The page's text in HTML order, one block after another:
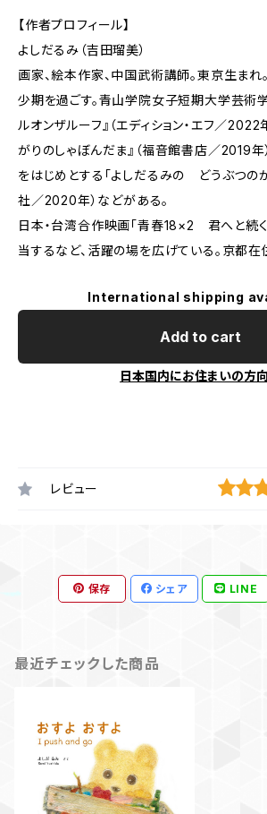
【作者プロフィール】
よしだるみ（吉田瑠美）
画家、絵本作家、中国武術講師。東京生まれ
少期を過ごす。青山学院女子短期大学芸術
ルオンザルーフ』（エディション・エフ／2022
がりのしゃぼんだま』（福音館書店／2019年）
をはじめとする「よしだるみの どうぶつのか
社／2020年）などがある。
日本・台湾合作映画「青春18×2 君へと続
当するなど、活躍の場を広げている。京都在
International shipping
Add to cart
日本国内にお住まいの方
レビュー
保存 シェア LINE
最近チェックした商品